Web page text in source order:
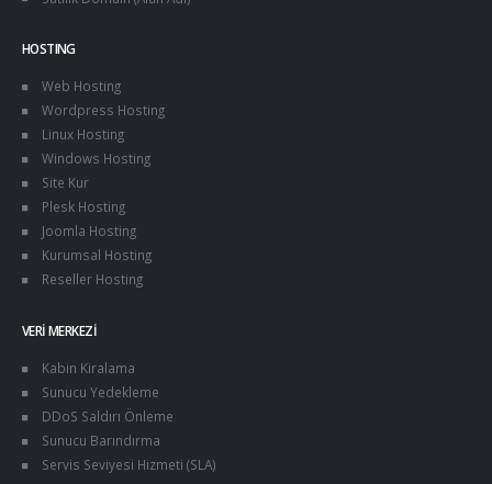
HOSTING
Web Hosting
Wordpress Hosting
Linux Hosting
Windows Hosting
Site Kur
Plesk Hosting
Joomla Hosting
Kurumsal Hosting
Reseller Hosting
VERI MERKEZI
Kabin Kiralama
Sunucu Yedekleme
DDoS Saldırı Önleme
Sunucu Barındırma
Servis Seviyesi Hizmeti (SLA)